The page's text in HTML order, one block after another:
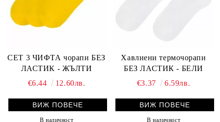
СЕТ 3 ЧИФТА чорапи БЕЗ
ЛАСТИК - ЖЪЛТИ
€6.44
12.60лв.
ВИЖ ПОВЕЧЕ
В наличност
Хавлиени термочорапи
БЕЗ ЛАСТИК - БЕЛИ
€3.37
6.59лв.
ВИЖ ПОВЕЧЕ
В наличност